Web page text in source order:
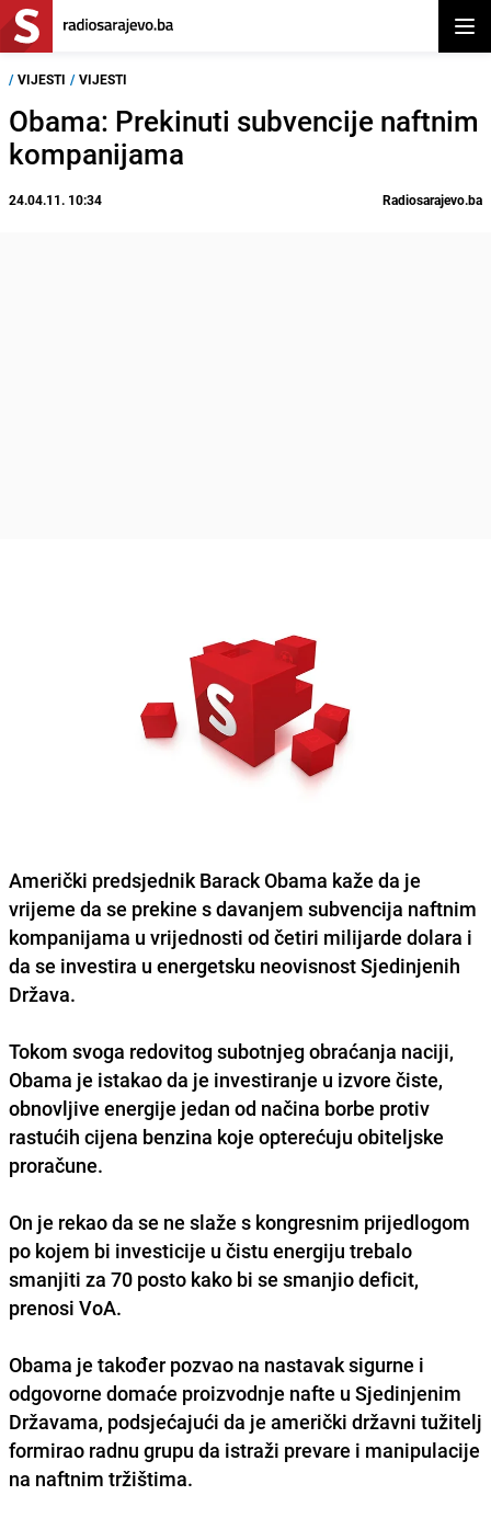
/ VIJESTI / VIJESTI
Obama: Prekinuti subvencije naftnim
kompanijama
24.04.11. 10:34 Radiosarajevo.ba
Američki predsjednik Barack Obama kaže da je
vrijeme da se prekine s davanjem subvencija naftnim
kompanijama u vrijednosti od četiri milijarde dolara i
da se investira u energetsku neovisnost Sjedinjenih
Država.
Tokom svoga redovitog subotnjeg obraćanja naciji,
Obama je istakao da je investiranje u izvore čiste,
obnovljive energije jedan od načina borbe protiv
rastućih cijena benzina koje opterećuju obiteljske
proračune.
On je rekao da se ne slaže s kongresnim prijedlogom
po kojem bi investicije u čistu energiju trebalo
smanjiti za 70 posto kako bi se smanjio deficit,
prenosi VoA.
Obama je također pozvao na nastavak sigurne i
odgovorne domaće proizvodnje nafte u Sjedinjenim
Državama, podsjećajući da je američki državni tužitelj
formirao radnu grupu da istraži prevare i manipulacije
na naftnim tržištima.